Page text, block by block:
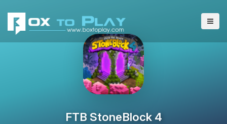
FTB StoneBlock 4